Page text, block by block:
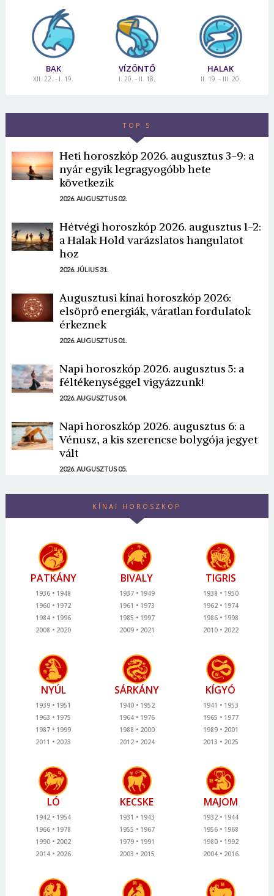
BAK
XII. 22. - I. 19.
VÍZÖNTŐ
I. 20. - II. 18.
HALAK
II. 19. - III. 20.
TOP 5
Heti horoszkóp 2026. augusztus 3-9: a
nyár egyik legragyogóbb hete
következik
2026. AUGUSZTUS 02.
Hétvégi horoszkóp 2026. augusztus 1-2:
a Halak Hold varázslatos hangulatot
hoz
2026. JÚLIUS 31.
Augusztusi kínai horoszkóp 2026:
elsöprő energiák, váratlan fordulatok
érkeznek
2026. AUGUSZTUS 01.
Napi horoszkóp 2026. augusztus 5: a
féltékenységgel vigyázzunk!
2026. AUGUSZTUS 04.
Napi horoszkóp 2026. augusztus 6: a
Vénusz, a kis szerencse bolygója jegyet
vált
2026. AUGUSZTUS 05.
KÍNAI HOROSZKÓP
PATKÁNY
1936
1948
1960
1972
1984
1996
2008
2020
BIVALY
1937
1949
1961
1973
1985
1997
2009
2021
TIGRIS
1938
1950
1962
1974
1986
1998
2010
2022
NYÚL
1939
1951
1963
1975
1987
1999
2011
2023
SÁRKÁNY
1940
1952
1964
1976
1988
2000
2012
2024
KÍGYÓ
1941
1953
1965
1977
1989
2001
2013
2025
LÓ
1942
1954
1966
1978
1990
2002
2014
2026
KECSKE
1931
1943
1955
1967
1979
1991
2003
2015
MAJOM
1932
1944
1956
1968
1980
1992
2004
2016